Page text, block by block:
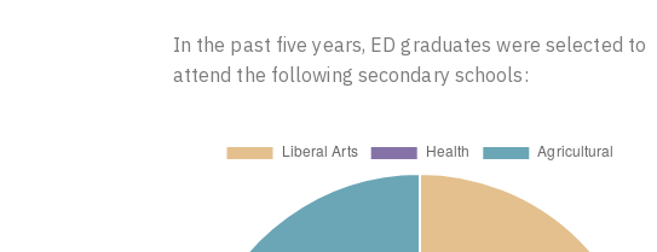
In the past five years, ED graduates were selected to
attend the following secondary schools: